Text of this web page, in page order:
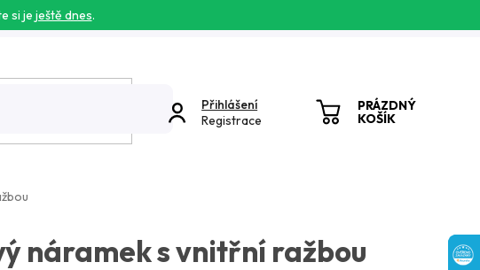
si je ještě dnes.
Přihlášení
Registrace
PRÁZDNÝ
KOŠÍK
náramek s vnitřní ražbou